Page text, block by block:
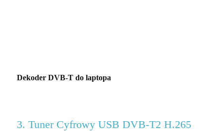
Dekoder DVB-T do laptopa
3. Tuner Cyfrowy USB DVB-T2 H.265